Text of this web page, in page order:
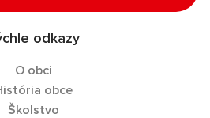
odkazy
O obci
obce
Školstvo